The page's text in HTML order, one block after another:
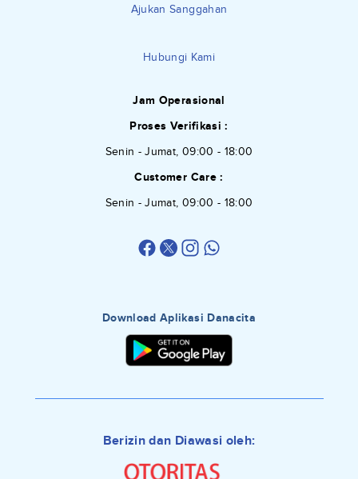
Ajukan Sanggahan
Hubungi Kami
Jam Operasional
Proses Verifikasi :
Senin - Jumat, 09:00 - 18:00
Customer Care :
Senin - Jumat, 09:00 - 18:00
Download Aplikasi Danacita
Berizin dan Diawasi oleh: